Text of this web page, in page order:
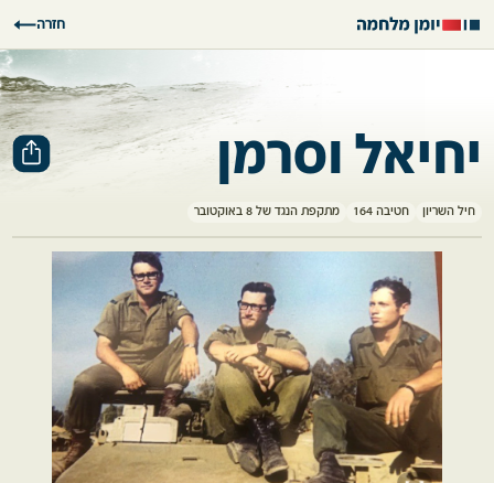
חזרה
יחיאל וסרמן
חיל השריון חטיבה 164 מתקפת הנגד של 8 באוקטובר